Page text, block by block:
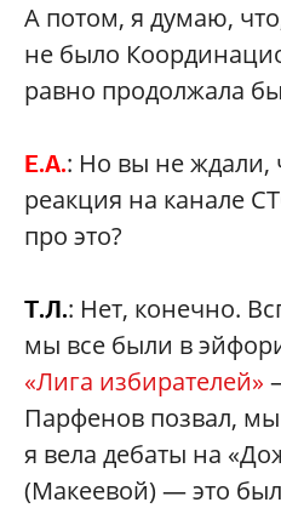
А потом, я думаю,
не было
равно продолжала
Е.А.: Но вы не ждали,
реакция на канале
про это?
Т.Л.: Нет, конечно.
мы все были в
«Лига избирателей»
Парфенов позвал,
я вела дебаты на
(Макеевой) — это